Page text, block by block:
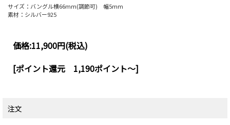
サイズ：バングル横66mm(調節可) 幅5mm
素材：シルバー925
価格:11,900円(税込)
[ポイント還元 1,190ポイント～]
注文